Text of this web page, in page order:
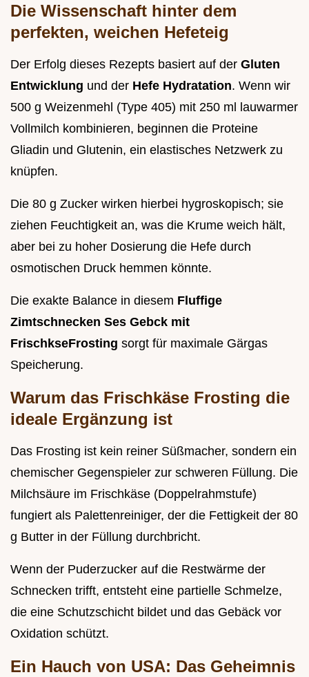
Die Wissenschaft hinter dem
perfekten, weichen Hefeteig
Der Erfolg dieses Rezepts basiert auf der Gluten
Entwicklung und der Hefe Hydratation. Wenn wir
500 g Weizenmehl (Type 405) mit 250 ml lauwarmer
Vollmilch kombinieren, beginnen die Proteine
Gliadin und Glutenin, ein elastisches Netzwerk zu
knüpfen.
Die 80 g Zucker wirken hierbei hygroskopisch; sie
ziehen Feuchtigkeit an, was die Krume weich hält,
aber bei zu hoher Dosierung die Hefe durch
osmotischen Druck hemmen könnte.
Die exakte Balance in diesem Fluffige
Zimtschnecken Ses Gebck mit
FrischkseFrosting sorgt für maximale Gärgas
Speicherung.
Warum das Frischkäse Frosting die
ideale Ergänzung ist
Das Frosting ist kein reiner Süßmacher, sondern ein
chemischer Gegenspieler zur schweren Füllung. Die
Milchsäure im Frischkäse (Doppelrahmstufe)
fungiert als Palettenreiniger, der die Fettigkeit der 80
g Butter in der Füllung durchbricht.
Wenn der Puderzucker auf die Restwärme der
Schnecken trifft, entsteht eine partielle Schmelze,
die eine Schutzschicht bildet und das Gebäck vor
Oxidation schützt.
Ein Hauch von USA: Das Geheimnis